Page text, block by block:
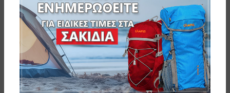
ΞΑΠΛΩΣΤΡΑ ΜΕΤΑΛΛΙΚΗ ΜΠΛΕ
ΠΤΥΣΣΟΜΕΝΗ ΤΕΧΤ
162-7843-1
ΞΑΠΛΩΣΤΡΑ ΜΕΤΑΛΛΙΚΗ
ΠΟΡΤΟΚΑΛΙ ΠΤΥΣΣΟΜΕΝΗ ΤΕΧΤ
162-7843-2